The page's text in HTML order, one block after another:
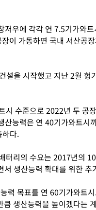
우에 각각 연 7.5기가와
이 가동하면 국내 서산공
설을 시작했고 지난 2월 헝
시 수준으로 2022년 두 공
능력은 연 40기가와트시
하다.
터리의 수요는 2017년의
생산능력 확대를 위한 추
력 목표를 연 60기가와트
생산능력을 높이겠다는